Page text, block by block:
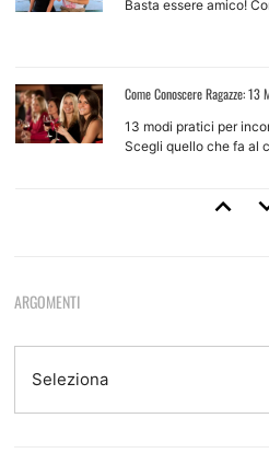
Basta essere amico!
Come Conoscere Ragazze: 13
13 modi pratici per
Scegli quello che fa al
Come Approcciare Una Ragazza
ARGOMENTI
Seleziona